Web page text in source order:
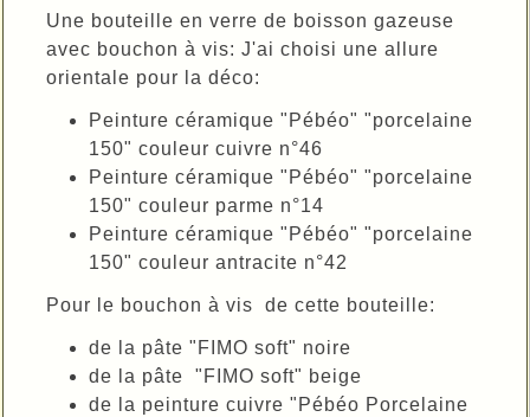
Une bouteille en verre de boisson gazeuse
avec bouchon à vis: J'ai choisi une allure
orientale pour la déco:
Peinture céramique "Pébéo" "porcelaine
150" couleur cuivre n°46
Peinture céramique "Pébéo" "porcelaine
150" couleur parme n°14
Peinture céramique "Pébéo" "porcelaine
150" couleur antracite n°42
Pour le bouchon à vis de cette bouteille:
de la pâte "FIMO soft" noire
de la pâte "FIMO soft" beige
de la peinture cuivre "Pébéo Porcelaine